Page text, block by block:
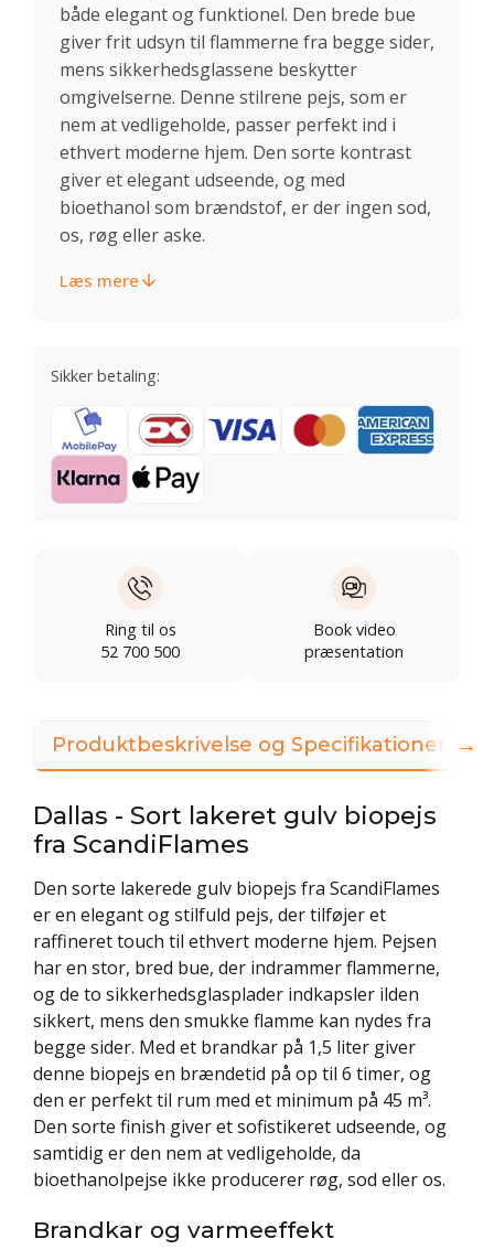
både elegant og funktionel. Den brede bue
giver frit udsyn til flammerne fra begge sider,
mens sikkerhedsglassene beskytter
omgivelserne. Denne stilrene pejs, som er
nem at vedligeholde, passer perfekt ind i
ethvert moderne hjem. Den sorte kontrast
giver et elegant udseende, og med
bioethanol som brændstof, er der ingen sod,
os, røg eller aske.
Læs mere
Sikker betaling:
Ring til os
52 700 500
Book video
præsentation
Produktbeskrivelse og Specifikationer
Dallas - Sort lakeret gulv biopejs
fra ScandiFlames
Den sorte lakerede gulv biopejs fra ScandiFlames
er en elegant og stilfuld pejs, der tilføjer et
raffineret touch til ethvert moderne hjem. Pejsen
har en stor, bred bue, der indrammer flammerne,
og de to sikkerhedsglasplader indkapsler ilden
sikkert, mens den smukke flamme kan nydes fra
begge sider. Med et brandkar på 1,5 liter giver
denne biopejs en brændetid på op til 6 timer, og
den er perfekt til rum med et minimum på 45 m³.
Den sorte finish giver et sofistikeret udseende, og
samtidig er den nem at vedligeholde, da
bioethanolpejse ikke producerer røg, sod eller os.
Brandkar og varmeeffekt
→